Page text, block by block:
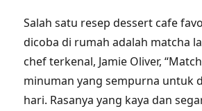
Salah satu resep dessert cafe
dicoba di rumah adalah matcha
chef terkenal, Jamie Oliver,
minuman yang sempurna untuk
hari. Rasanya yang kaya dan